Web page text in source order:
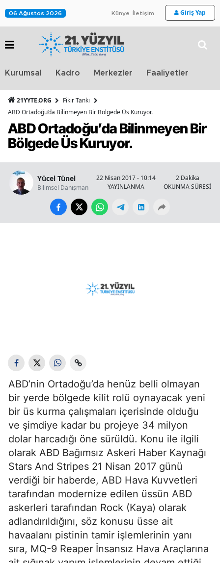
06 Ağustos 2026 Künye İletişim Giriş Yap
Kurumsal Kadro Merkezler Faaliyetler
21YYTE.ORG
Fikir Tankı
ABD Ortadoğu’da Bilinmeyen Bir Bölgede Üs Kuruyor.
ABD Ortadoğu’da Bilinmeyen Bir
Bölgede Üs Kuruyor.
Yücel Tünel
Bilimsel Danışman
22 Nisan 2017 - 10:14
YAYINLANMA
2 Dakika
OKUNMA SÜRESİ
ABD’nin Ortadoğu’da henüz belli olmayan
bir yerde bölgede kilit rolü oynayacak yeni
bir üs kurma çalışmaları içerisinde olduğu
ve şimdiye kadar bu projeye 34 milyon
dolar harcadığı öne sürüldü. Konu ile ilgili
olarak ABD Bağımsız Askeri Haber Kaynağı
Stars And Stripes 21 Nisan 2017 günü
verdiği bir haberde, ABD Hava Kuvvetleri
tarafından modernize edilen üssün ABD
askerleri tarafından Rock (Kaya) olarak
adlandırıldığını, söz konusu üsse ait
havaalanı pistinin tamir işlemlerinin yanı
sıra, MQ-9 Reaper İnsansız Hava Araçlarına